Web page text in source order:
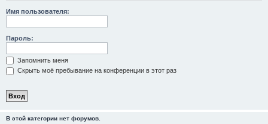
Имя пользователя:
Пароль:
Запомнить меня
Скрыть моё пребывание на конференции в этот раз
В этой категории нет форумов.